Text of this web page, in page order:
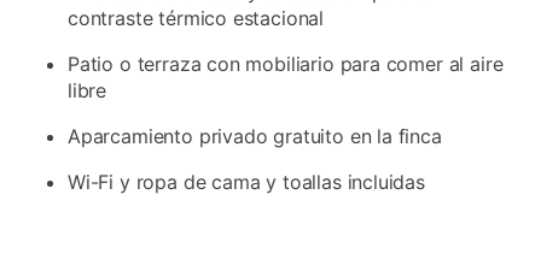
contraste térmico estacional
Patio o terraza con mobiliario para comer al aire
libre
Aparcamiento privado gratuito en la finca
Wi-Fi y ropa de cama y toallas incluidas